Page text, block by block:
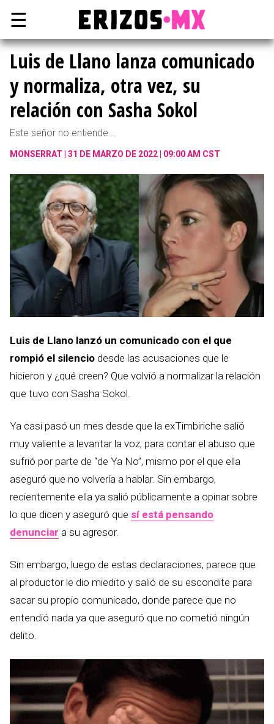
☰
Luis de Llano lanza comunicado
y normaliza, otra vez, su
relación con Sasha Sokol
Este señor no entiende...
MONSERRAT 31 DE MARZO DE 2022 | 09:00 AM CST
Luis de Llano lanzó un comunicado con el que
rompió el silencio desde las acusaciones que le
hicieron y ¿qué creen? Que volvió a normalizar la relación
que tuvo con Sasha Sokol.
Ya casi pasó un mes desde que la exTimbiriche salió
muy valiente a levantar la voz, para contar el abuso que
sufrió por parte de “de Ya No”, mismo por el que ella
aseguró que no volvería a hablar. Sin embargo,
recientemente ella ya salió públicamente a opinar sobre
lo que dicen y aseguró que sí está pensando
denunciar a su agresor.
Sin embargo, luego de estas declaraciones, parece que
al productor le dio miedito y salió de su escondite para
sacar su propio comunicado, donde parece que no
entendió nada ya que aseguró que no cometió ningún
delito.